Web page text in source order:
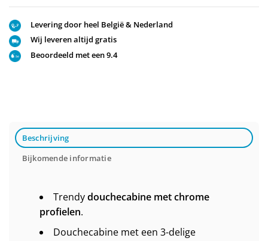
Levering door heel België & Nederland
Wij leveren altijd gratis
Beoordeeld met een 9.4
Beschrijving
Bijkomende informatie
Trendydouchecabine met chrome
profielen.
Douchecabine met een 3-delige